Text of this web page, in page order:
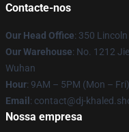
Contacte-nos
Our Head Office: 350
Our Warehouse: No. 1212
Wuhan
Hour: 9AM – 5PM (Mon – Fri)
Email : contact@dj-
Nossa empresa